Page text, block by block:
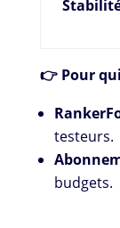
👉 Pour
testeurs.
budgets.